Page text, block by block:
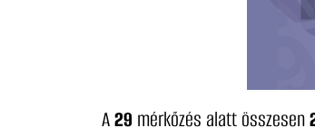
A29 mérkőzés alatt összesen